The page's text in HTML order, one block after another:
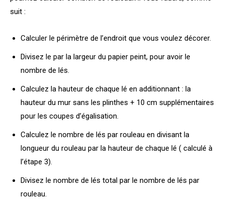
suit :
Calculer le périmètre de l’endroit que vous voulez décorer.
Divisez le par la largeur du papier peint, pour avoir le
nombre de lés.
Calculez la hauteur de chaque lé en additionnant : la
hauteur du mur sans les plinthes + 10 cm supplémentaires
pour les coupes d’égalisation.
Calculez le nombre de lés par rouleau en divisant la
longueur du rouleau par la hauteur de chaque lé ( calculé à
l’étape 3).
Divisez le nombre de lés total par le nombre de lés par
rouleau.